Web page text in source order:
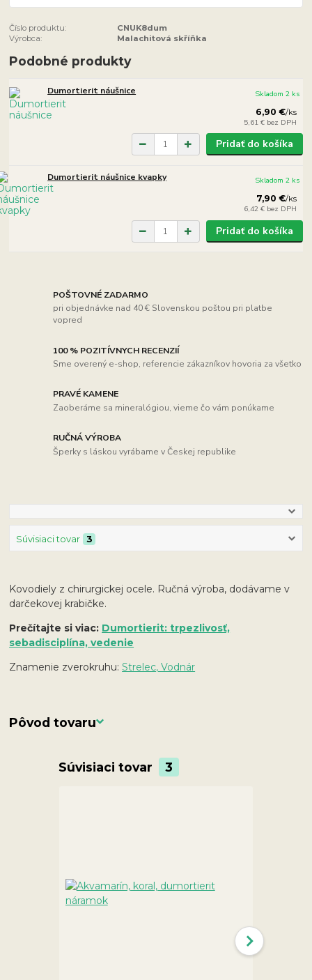
Číslo produktu:
CNUK8dum
Výrobca:
Malachitová skříňka
Podobné produkty
Dumortierit náušnice
6,90 €/ks
5,61 € bez DPH
Skladom 2 ks
Pridať do košíka
Dumortierit náušnice kvapky
7,90 €/ks
6,42 € bez DPH
Skladom 2 ks
Pridať do košíka
POŠTOVNÉ ZADARMO
pri objednávke nad 40 € Slovenskou poštou pri platbe
vopred
100 % POZITÍVNYCH RECENZIÍ
Sme overený e-shop, referencie zákazníkov hovoria za všetko
PRAVÉ KAMENE
Zaoberáme sa mineralógiou, vieme čo vám ponúkame
RUČNÁ VÝROBA
Šperky s láskou vyrábame v Českej republike
Súvisiaci tovar 3
Kovodiely z chirurgickej ocele. Ručná výroba, dodávame v
darčekovej krabičke.
Prečítajte si viac: Dumortierit: trpezlivosť,
sebadisciplína, vedenie
Znamenie zverokruhu:Strelec, Vodnár
Pôvod tovaru
Súvisiaci tovar 3